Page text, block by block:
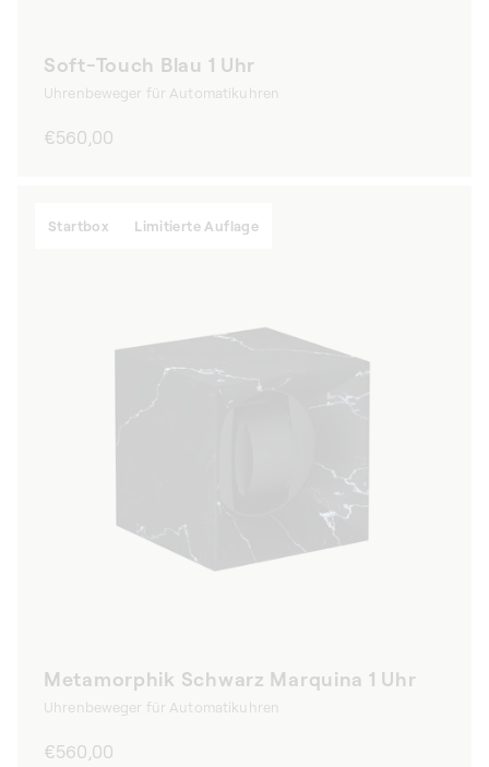
Soft-Touch Blau 1 Uhr
Uhrenbeweger für Automatikuhren
Normaler
€560,00
Startbox Limitierte Auflage
Metamorphik Schwarz Marquina 1 Uhr
Uhrenbeweger für Automatikuhren
Normaler
€560,00